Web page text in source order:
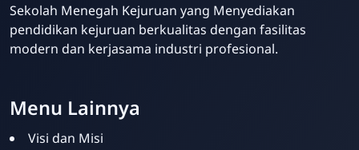
Admin Sekolah
Online
Sekolah Menegah Kejuruan yang Menyediakan
pendidikan kejuruan berkualitas dengan fasilitas
modern dan kerjasama industri profesional.
Menu Lainnya
Visi dan Misi